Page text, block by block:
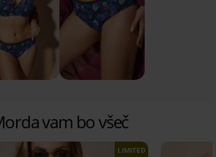
vam bo všeč
LIMITED